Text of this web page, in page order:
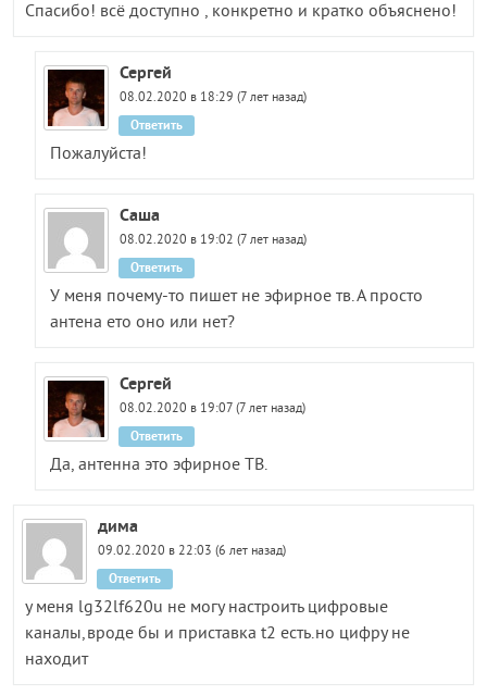
Спасибо! всё доступно , конкретно и кратко объяснено!
Сергей
08.02.2020 в 18:29 (7 лет назад)
Пожалуйста!
Ответить
Саша
08.02.2020 в 19:02 (7 лет назад)
У меня почему-то пишет не эфирное тв. А просто
антена ето оно или нет?
Ответить
Сергей
08.02.2020 в 19:07 (7 лет назад)
Да, антенна это эфирное ТВ.
Ответить
дима
09.02.2020 в 22:03 (6 лет назад)
у меня lg32lf620u не могу настроить цифровые
каналы,вроде бы и приставка t2 есть.но цифру не
находит
Ответить